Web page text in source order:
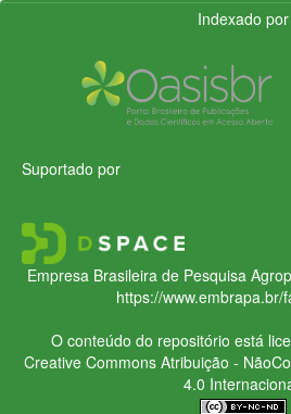
Indexado por
Suportado por
Empresa Brasileira de Pesquisa
https://www.embrapa.br/
O conteúdo do repositório está
Creative CommonsAtribuição -
4.0